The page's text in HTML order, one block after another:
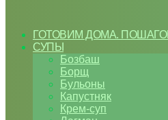
ГОТОВИМ ДОМА.
СУПЫ
Бозбаш
Борщ
Бульоны
Капустняк
Крем-суп